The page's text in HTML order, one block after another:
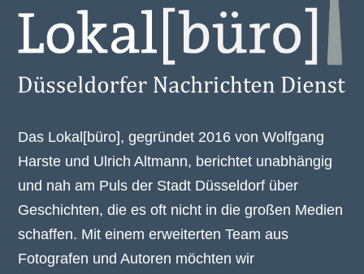
Das Lokal[büro], gegründet 2016 von Wolfgang
Harste und Ulrich Altmann, berichtet unabhängig
und nah am Puls der Stadt Düsseldorf über
Geschichten, die es oft nicht in die großen Medien
schaffen. Mit einem erweiterten Team aus
Fotografen und Autoren möchten wir